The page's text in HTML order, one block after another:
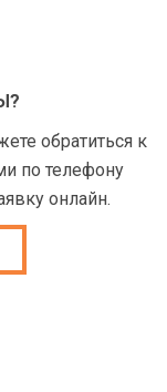
обратиться к
по телефону
онлайн.